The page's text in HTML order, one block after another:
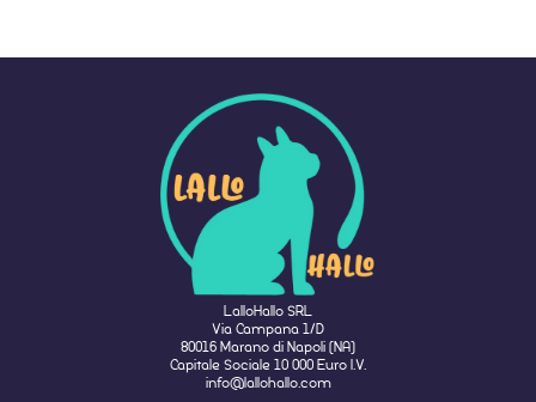
LalloHallo SRL
Via Campana 1/D
80016 Marano di Napoli (NA)
Capitale Sociale 10 000 Euro I.V.
info@lallohallo.com